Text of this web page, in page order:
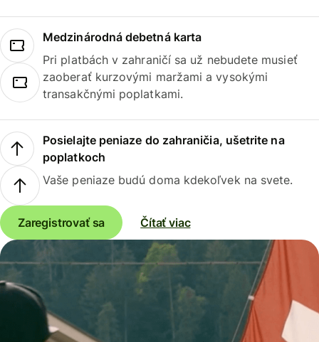
Medzinárodná debetná karta
Pri platbách v zahraničí sa už nebudete musieť
zaoberať kurzovými maržami a vysokými
transakčnými poplatkami.
Posielajte peniaze do zahraničia, ušetrite na
poplatkoch
Vaše peniaze budú doma kdekoľvek na svete.
Zaregistrovať sa Čítať viac